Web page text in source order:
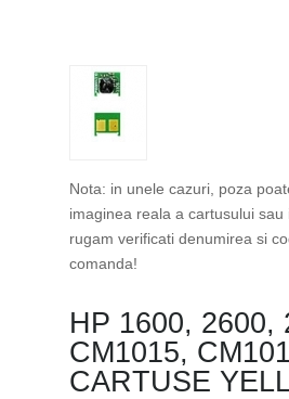
Nota: in unele cazuri, poza
imaginea reala a cartusului sau
rugam verificati denumirea si
comanda!
HP 1600, 2600,
CM1015,
CARTUSE